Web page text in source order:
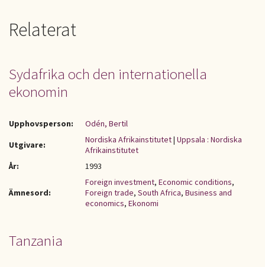
Relaterat
Sydafrika och den internationella
ekonomin
Upphovsperson:
Odén, Bertil
Utgivare:
Nordiska Afrikainstitutet| Uppsala : Nordiska
Afrikainstitutet
År:
1993
Ämnesord:
Foreign investment, Economic conditions,
Foreign trade, South Africa, Business and
economics, Ekonomi
Tanzania